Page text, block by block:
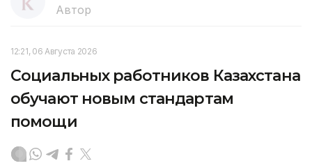
Автор
12:21, 06 Августа 2026
Социальных работников Казахстана
обучают новым стандартам
помощи